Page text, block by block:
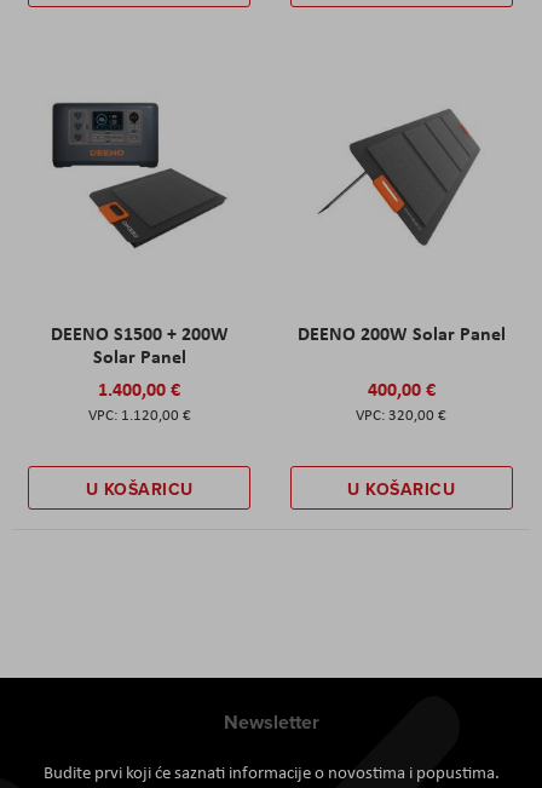
DEENO S1500 + 200W
Solar Panel
1.400,00 €
1.120,00 €
U KOŠARICU
DEENO 200W Solar Panel
400,00 €
320,00 €
U KOŠARICU
Newsletter
Budite prvi koji će saznati informacije o novostima i popustima.